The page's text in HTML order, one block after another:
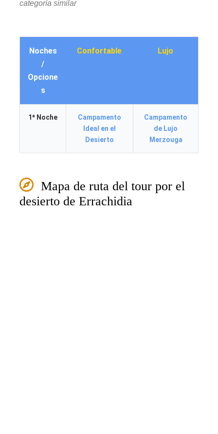
categoría similar
Noches
/
Opcione
s
Confortable Lujo
1ª Noche
Campamento
Ideal en el
Desierto
Campamento
de Lujo
Merzouga
Mapa de ruta del tour por el
desierto de Errachidia